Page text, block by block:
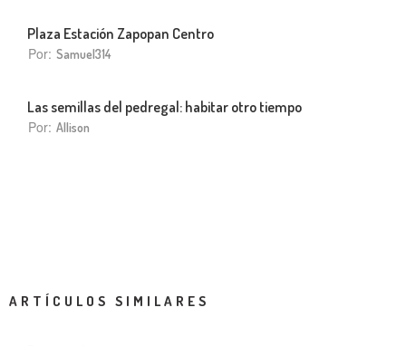
Plaza Estación Zapopan Centro
Por: Samuel314
Las semillas del pedregal: habitar otro tiempo
Por: Allison
ARTÍCULOS SIMILARES